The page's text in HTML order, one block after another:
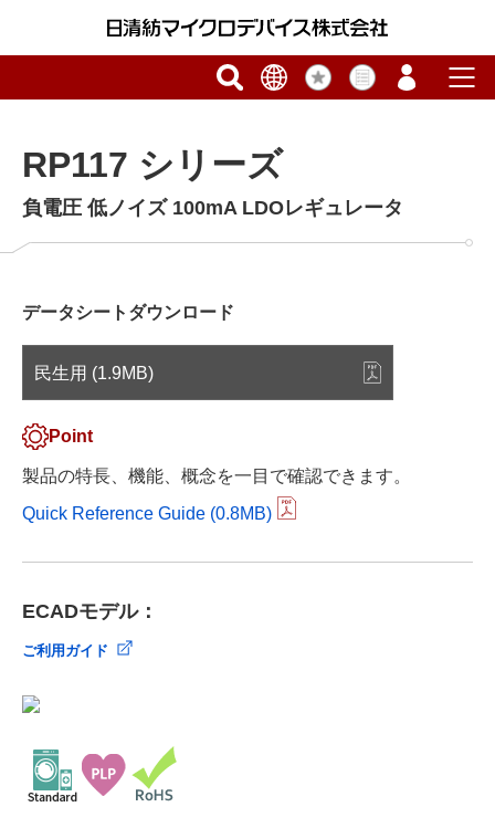
RP117 シリーズ
負電圧 低ノイズ 100mA LDOレギュレータ
データシートダウンロード
民生用 (1.9MB)
Point
製品の特長、機能、概念を一目で確認できます。
Quick Reference Guide (0.8MB)
ECADモデル：
ご利用ガイド